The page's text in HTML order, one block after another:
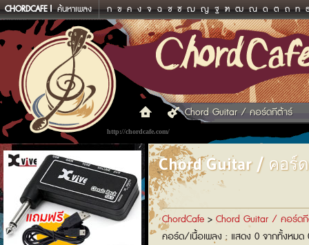
CHORDCAFE ค้นหาเพลง ก ข ค ง จ ฉ ช ซ ฌ ญ ฐ ฑ ฒ ณ ด ต ถ ท
http://chordcafe.com/
Chord Guitar / คอร์ดกีต้าร์
Chord Guitar / คอร์
ChordCafe > Chord Guitar / คอร์ด
คอร์ด/เนื้อเพลง : แสดง 0 จากทั้งหมด